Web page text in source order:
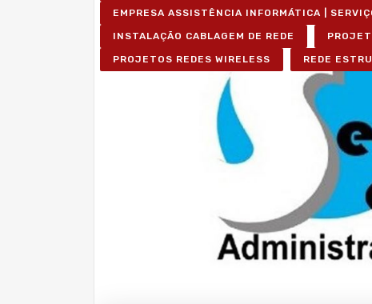
EMPRESA ASSISTÊNCIA INFORMÁTICA |
INSTALAÇÃO CABLAGEM DE REDE
PROJETOS REDES WIRELESS REDE